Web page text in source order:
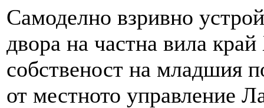
Самоделно взривно
двора на частна вила
собственост на младшия
от местното управление